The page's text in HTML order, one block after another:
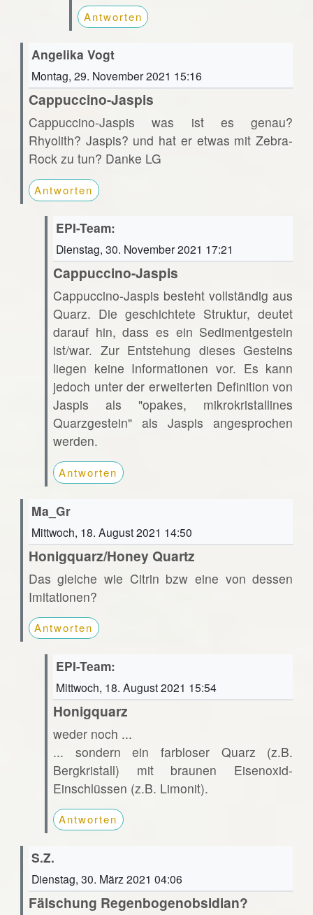
Antworten
Angelika Vogt
Montag, 29. November 2021 15:16
Cappuccino-Jaspis
Cappuccino-Jaspis was ist es genau?
Rhyolith? Jaspis? und hat er etwas mit Zebra-
Rock zu tun? Danke LG
Antworten
EPI-Team:
Dienstag, 30. November 2021 17:21
Cappuccino-Jaspis
Cappuccino-Jaspis besteht vollständig aus
Quarz. Die geschichtete Struktur, deutet
darauf hin, dass es ein Sedimentgestein
ist/war. Zur Entstehung dieses Gesteins
liegen keine Informationen vor. Es kann
jedoch unter der erweiterten Definition von
Jaspis als "opakes, mikrokristallines
Quarzgestein" als Jaspis angesprochen
werden.
Antworten
Ma_Gr
Mittwoch, 18. August 2021 14:50
Honigquarz/Honey Quartz
Das gleiche wie Citrin bzw eine von dessen
Imitationen?
Antworten
EPI-Team:
Mittwoch, 18. August 2021 15:54
Honigquarz
weder noch ...
... sondern ein farbloser Quarz (z.B.
Bergkristall) mit braunen Eisenoxid-
Einschlüssen (z.B. Limonit).
Antworten
S.Z.
Dienstag, 30. März 2021 04:06
Fälschung Regenbogenobsidian?